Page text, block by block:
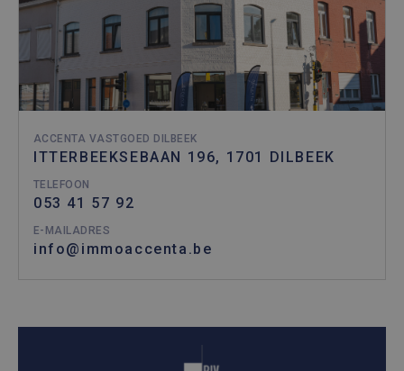
ACCENTA VASTGOED DILBEEK
ITTERBEEKSEBAAN 196, 1701 DILBEEK
TELEFOON
053 41 57 92
E-MAILADRES
info@immoaccenta.be